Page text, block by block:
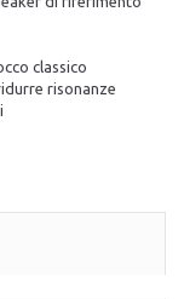
classico
risonanze